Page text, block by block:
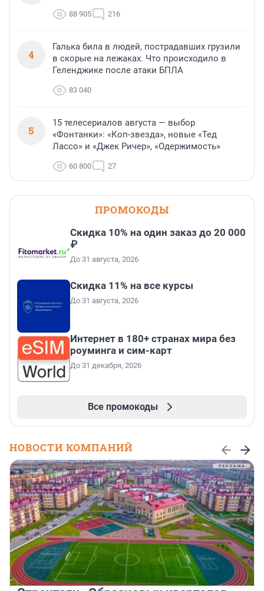
88 905 216
4
Галька била в людей, пострадавших грузили
в скорые на лежаках. Что происходило в
Геленджике после атаки БПЛА
83 040
5
15 телесериалов августа — выбор
«Фонтанки»: «Коп-звезда», новые «Тед
Лассо» и «Джек Ричер», «Одержимость»
60 800 27
ПРОМОКОДЫ
Скидка 10% на один заказ до 20 000
₽
До 31 августа, 2026
Скидка 11% на все курсы
До 31 августа, 2026
Интернет в 180+ странах мира без
роуминга и сим-карт
До 31 декабря, 2026
Все промокоды
НОВОСТИ КОМПАНИЙ